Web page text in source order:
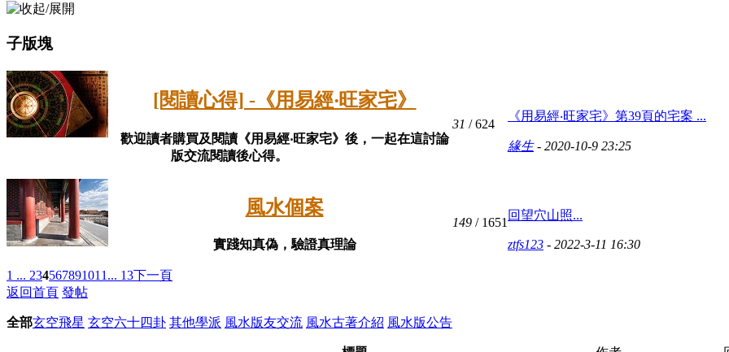
子版塊
[閱讀心得] -《用易經‧旺家宅》
歡迎讀者購買及閱讀《用易經‧旺家宅》後，一起在這討論
版交流閱讀後心得。
31 / 624
《用易經‧旺家宅》第39頁的宅案 ...
緣生- 2020-10-9 23:25
風水個案
實踐知真偽，驗證真理論
149 / 1651
回望穴山照...
ztfs123 - 2022-3-11 16:30
1 ... 234567891011 ... 13下一頁
返回首頁 發帖
全部玄空飛星 玄空六十四卦 其他學派 風水版友交流 風水古著介紹 風水版公告